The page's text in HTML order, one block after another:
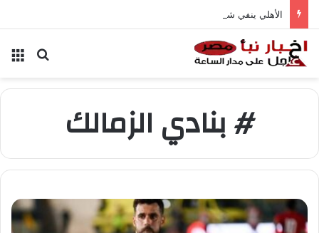
الأهلي ينفي شائعات تخفيض عقود زيزو والشناوي
بحث
# بنادي الزمالك